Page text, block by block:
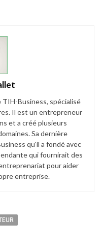
Business, spécialisé
Il est un entrepreneur
et a créé plusieurs
Sa dernière
qu'il a fondé avec
qui fournirait des
pour aider
entreprise.